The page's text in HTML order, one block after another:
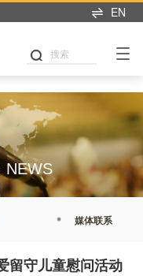
EN
搜索
NEWS
媒体联系
留守儿童慰问活动